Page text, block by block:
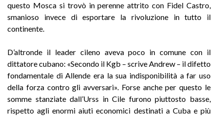
questo Mosca si trovò in perenne attrito con Fidel Castro,
smanioso invece di esportare la rivoluzione in tutto il
continente.
D’altronde il leader cileno aveva poco in comune con il
dittatore cubano: «Secondo il Kgb – scrive Andrew – il difetto
fondamentale di Allende era la sua indisponibilità a far uso
della forza contro gli avversari». Forse anche per questo le
somme stanziate dall’Urss in Cile furono piuttosto basse,
rispetto agli enormi aiuti economici destinati a Cuba e più